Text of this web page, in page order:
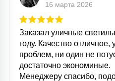
16 марта 2026
Заказал уличные
году. Качество
проблем, ни один не
достаточно экономиные.
Менеджеру спасибо,